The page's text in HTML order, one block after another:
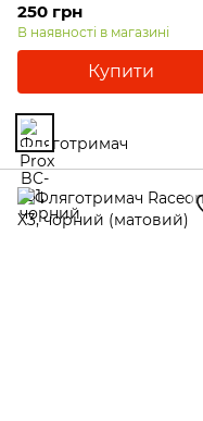
250 грн
В наявності в магазині
Купити